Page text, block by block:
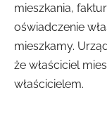
mieszkania,
oświadczenie
mieszkamy.
że właściciel
właścicielem.